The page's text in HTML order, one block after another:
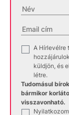
A Hírlevélre
küldjön, és
létre.
Tudomásul
bármikor
visszavonható.